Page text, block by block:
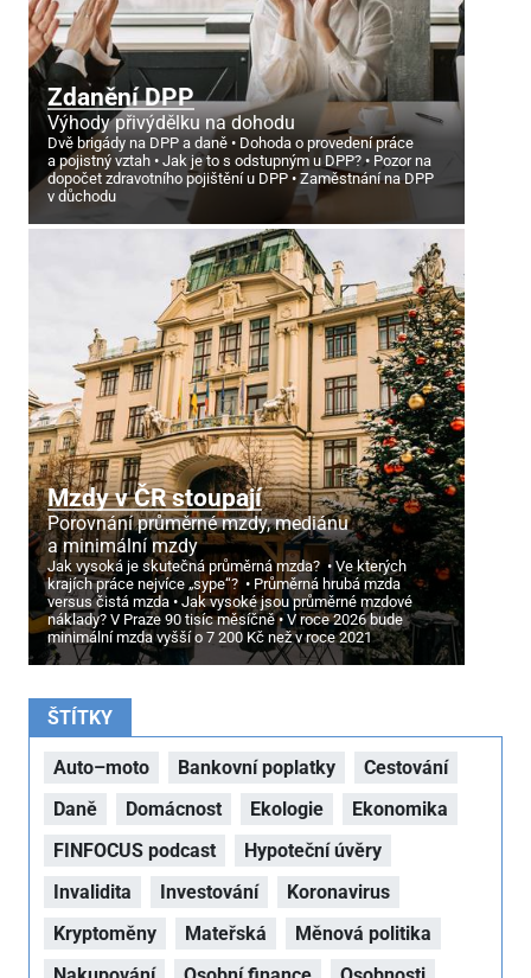
Zdanění DPP
Výhody přivýdělku na dohodu
Dvě brigády na DPP a daně
Dohoda o provedení práce
a pojistný vztah
Jak je to s odstupným u DPP?
Pozor na
dopočet zdravotního pojištění u DPP
Zaměstnání na DPP
v důchodu
Mzdy v ČR stoupají
Porovnání průměrné mzdy, mediánu
a minimální mzdy
Jak vysoká je skutečná průměrná mzda?
Ve kterých
krajích práce nejvíce „sype“?
Průměrná hrubá mzda
versus čistá mzda
Jak vysoké jsou průměrné mzdové
náklady? V Praze 90 tisíc měsíčně
V roce 2026 bude
minimální mzda vyšší o 7 200 Kč než v roce 2021
ŠTÍTKY
Auto–moto Bankovní poplatky
Cestování
Daně
Domácnost Ekologie
Ekonomika
FINFOCUS podcast
Hypoteční úvěry
Invalidita
Investování
Koronavirus
Kryptoměny
Mateřská
Měnová politika